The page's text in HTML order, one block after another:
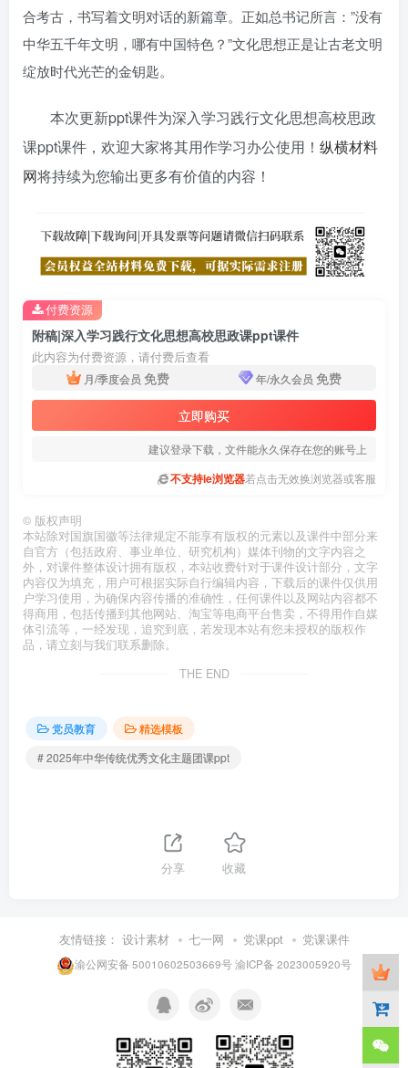
合考古，书写着文明对话的新篇章。正如总书记所言：”没有
中华五千年文明，哪有中国特色？”文化思想正是让古老文明
绽放时代光芒的金钥匙。
本次更新ppt课件为深入学习践行文化思想高校思政
课ppt课件，欢迎大家将其用作学习办公使用！ 纵横材料
网将持续为您输出更多有价值的内容！
附稿|深入学习践行文化思想高校思政课ppt课件
此内容为付费资源，请付费后查看
月/季度会员 免费 年/永久会员 免费
立即购买
建议登录下载，文件能永久保存在您的账号上
不支持ie浏览器若点击无效换浏览器或客服
付费资源
© 版权声明
本站除对国旗国徽等法律规定不能享有版权的元素以及课件中部分来
自官方（包括政府、事业单位、研究机构）媒体刊物的文字内容之
外，对课件整体设计拥有版权，本站收费针对于课件设计部分，文字
内容仅为填充，用户可根据实际自行编辑内容，下载后的课件仅供用
户学习使用，为确保内容传播的准确性，任何课件以及网站内容都不
得商用，包括传播到其他网站、淘宝等电商平台售卖，不得用作自媒
体引流等，一经发现，追究到底，若发现本站有您未授权的版权作
品，请立刻与我们联系删除。
THE END
党员教育
精选模板
# 2025年中华传统优秀文化主题团课ppt
分享 收藏
友情链接： 设计素材 七一网 党课ppt 党课课件
渝公网安备 50010602503669号渝ICP备 2023005920号